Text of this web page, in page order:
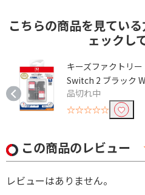
こちらの商品を見てい
ェックし
キーズファクトリ
Switch 2 ブラック
品切れ中
☆☆☆☆☆
この商品のレビュー
レビューはありません。